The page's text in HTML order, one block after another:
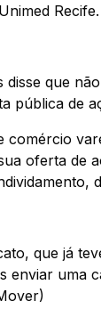
disse que
pública de
comércio
oferta de
que já
enviar uma